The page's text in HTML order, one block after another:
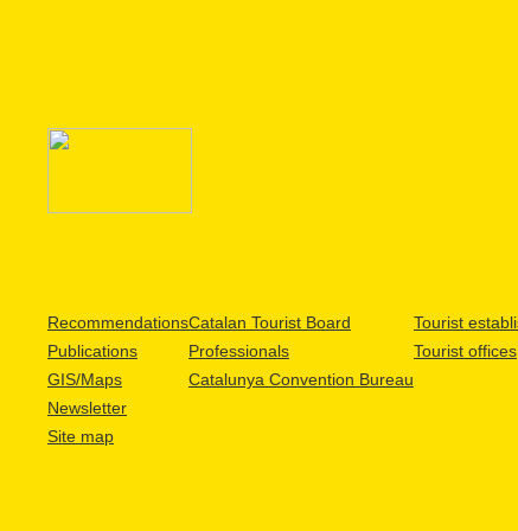
Recommendations
Publications
GIS/Maps
Newsletter
Site map
Catalan Tourist Board
Professionals
Catalunya Convention Bureau
Tourist
Tourist offices